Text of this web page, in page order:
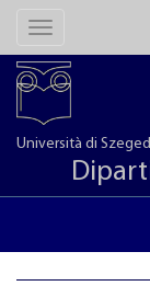
Toggle
Università di